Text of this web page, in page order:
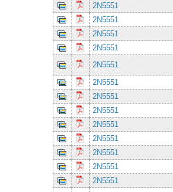
2N5551
2N5551
2N5551
2N5551
2N5551
2N5551
2N5551
2N5551
2N5551
2N5551
2N5551
2N5551
2N5551